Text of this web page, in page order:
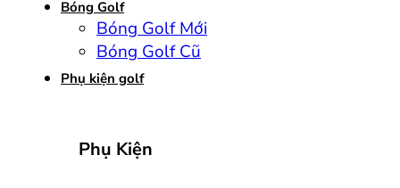
Bóng Golf
Bóng Golf Mới
Bóng Golf Cũ
Phụ kiện golf
Phụ Kiện